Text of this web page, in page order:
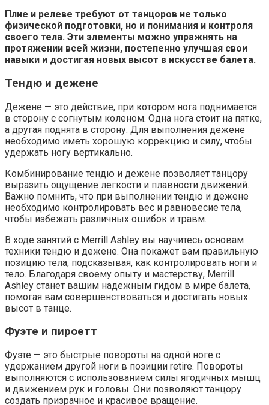
Плие и релеве требуют от танцоров не только
физической подготовки, но и понимания и контроля
своего тела. Эти элементы можно упражнять на
протяжении всей жизни, постепенно улучшая свои
навыки и достигая новых высот в искусстве балета.
Тендю и дежене
Дежене — это действие, при котором нога поднимается
в сторону с согнутым коленом. Одна нога стоит на пятке,
а другая поднята в сторону. Для выполнения дежене
необходимо иметь хорошую коррекцию и силу, чтобы
удержать ногу вертикально.
Комбинирование тендю и дежене позволяет танцору
выразить ощущение легкости и плавности движений.
Важно помнить, что при выполнении тендю и дежене
необходимо контролировать вес и равновесие тела,
чтобы избежать различных ошибок и травм.
В ходе занятий с Merrill Ashley вы научитесь основам
техники тендю и дежене. Она покажет вам правильную
позицию тела, подсказывая, как контролировать ноги и
тело. Благодаря своему опыту и мастерству, Merrill
Ashley станет вашим надежным гидом в мире балета,
помогая вам совершенствоваться и достигать новых
высот в танце.
Фуэте и пироетт
Фуэте — это быстрые повороты на одной ноге с
удержанием другой ноги в позиции retire. Повороты
выполняются с использованием силы ягодичных мышц
и движением рук и головы. Они позволяют танцору
создать призрачное и красивое вращение.